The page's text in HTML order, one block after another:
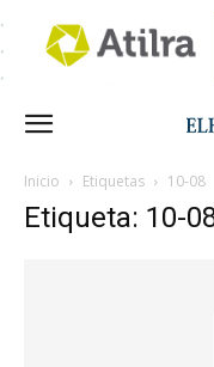
Inicio Etiquetas 10-08
Etiqueta: 10-